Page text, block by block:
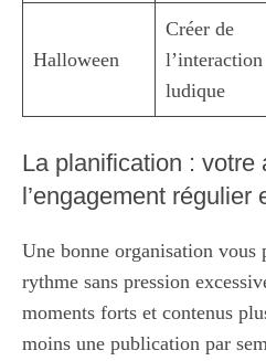
Halloween
Créer de
l’interaction
ludique
La planification : votre
l’engagement régulier
Une bonne organisation vous
rythme sans pression
moments forts et contenus
moins une publication par